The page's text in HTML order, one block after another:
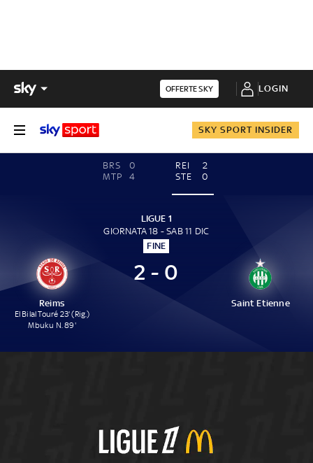
OFFERTE SKY LOGIN
SKY SPORT INSIDER
BRS
0
MTP
4
REI
2
STE
0
LIGUE 1
GIORNATA 18 - SAB 11 DIC
FINE
Reims
El Bilal Touré 23' (Rig.)
Mbuku N. 89'
2 - 0
Saint Etienne